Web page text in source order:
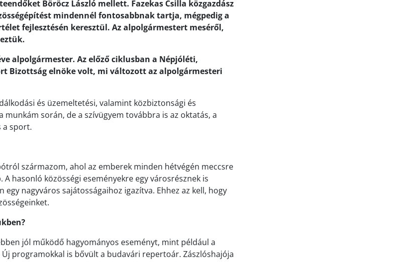
Böröcz László mellett. Fazekas Csilla közgazdász
mindennél fontosabbnak tartja, mégpedig a
fejlesztésén keresztül. Az alpolgármestert meséről,
alpolgármester. Az előző ciklusban a Népjóléti,
Bizottság elnöke volt, mi változott az alpolgármesteri
és üzemeltetési, valamint közbiztonsági és
munkám során, de a szívügyem továbbra is az oktatás, a
a sport.
származom, ahol az emberek minden hétvégén meccsre
A hasonló közösségi eseményekre egy városrésznek is
egy nagyváros sajátosságaihoz igazítva. Ehhez az kell, hogy
jól működő hagyományos eseményt, mint például a
Új programokkal is bővült a budavári repertoár. Zászlóshajója